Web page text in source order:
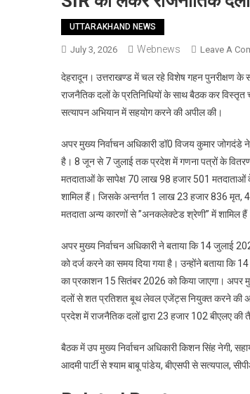
UTTARAKHAND NEWS
July 3, 2026 Webnews Leave A
देहरादून। उत्तराखण्ड में चल रहे विशेष गहन पुनरीक्षण के
राजनैतिक दलों के प्रतिनिधियों के साथ बैठक कर
सत्यापन अभियान में सहयोग करने की अपील की।
अपर मुख्य निर्वाचन अधिकारी डॉ0 विजय कुमार जोगदंडे
है। 8 जून से 7 जुलाई तक प्रदेश में गणना पत्रों के वितरण
मतदाताओं के सापेक्ष 70 लाख 98 हजार 501 मतदाताओं
शामिल हैं। जिसके अन्तर्गत 1 लाख 23 हजार 836
मतदाता अन्य कारणों से ”अनकलेक्टेड श्रेणी” में शामिल
अपर मुख्य निर्वाचन अधिकारी ने बताया कि 14 जुलाई
को दर्ज करने का समय दिया गया है। उन्होंने बताया कि
का प्रकाशन 15 सितंबर 2026 को किया जाएगा। अपर
दलों से शत प्रतिशत बूथ लेवल एजेंट्स नियुक्त करने की
प्रदेश में राजनैतिक दलों द्वारा 23 हजार 102 बीएलए की
बैठक में उप मुख्य निर्वाचन अधिकारी किशन सिंह नेगी,
आदमी पार्टी से श्याम बाबू पांडेय, बीएसपी से सत्यपाल,